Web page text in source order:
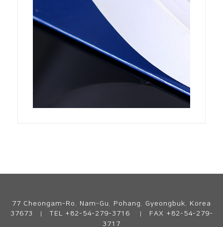
77 Cheongam-Ro. Nam-Gu. Pohang. Gyeongbuk. Korea
37673
TEL +82-54-279-3716
FAX +82-54-279-
3717